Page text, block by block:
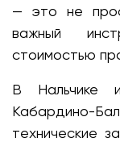
— это не
важный
стоимостью
В Нальчике
технические